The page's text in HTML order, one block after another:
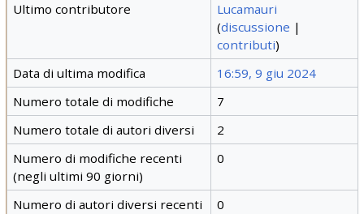
Ultimo contributore
Lucamauri
(discussione |
contributi)
Data di ultima modifica
16:59, 9 giu 2024
Numero totale di modifiche
7
Numero totale di autori diversi
2
Numero di modifiche recenti
(negli ultimi 90 giorni)
0
Numero di autori diversi recenti 0